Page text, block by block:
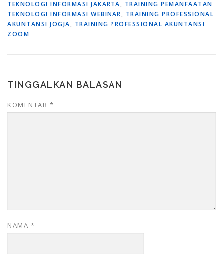
TEKNOLOGI INFORMASI JAKARTA, TRAINING PEMANFAATAN
TEKNOLOGI INFORMASI WEBINAR, TRAINING PROFESSIONAL
AKUNTANSI JOGJA, TRAINING PROFESSIONAL AKUNTANSI
ZOOM
TINGGALKAN BALASAN
KOMENTAR *
NAMA *